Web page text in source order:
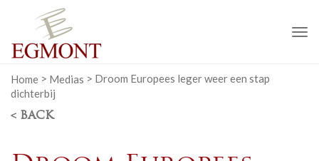
Home > Medias > Droom Europees leger weer een stap
dichterbij
< BACK